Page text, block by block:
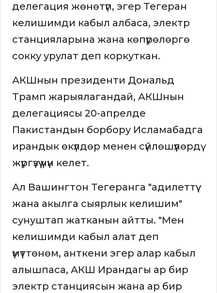
делегация жөнөтүп, эгер Тегеран
келишимди кабыл албаса, электр
станцияларына жана көпүрөлөргө
сокку урулат деп коркуткан.
АКШнын президенти Дональд
Трамп жарыялагандай, АКШнын
делегациясы 20-апрелде
Пакистандын борбору Исламабадга
ирандык өкүлдөр менен сүйлөшүүлөрдү
жүргүзүү үчүн келет.
Ал Вашингтон Тегеранга "адилеттүү
жана акылга сыярлык келишим"
сунуштап жатканын айтты. "Мен
келишимди кабыл алат деп
үмүттөнөм, анткени эгер алар кабыл
алышпаса, АКШ Ирандагы ар бир
электр станциясын жана ар бир